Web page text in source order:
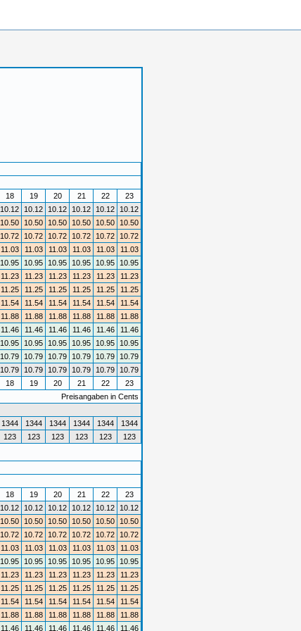
18 19 20 21 22
23
10.12 10.12 10.12 10.12 10.12
10.12
10.50 10.50 10.50 10.50 10.50
10.50
10.72 10.72 10.72 10.72 10.72
10.72
11.03 11.03 11.03 11.03 11.03
11.03
10.95 10.95 10.95 10.95 10.95
10.95
11.23 11.23 11.23 11.23 11.23
11.23
11.25 11.25 11.25 11.25 11.25
11.25
11.54 11.54 11.54 11.54 11.54
11.54
11.88 11.88 11.88 11.88 11.88
11.88
11.46 11.46 11.46 11.46 11.46
11.46
10.95 10.95 10.95 10.95 10.95
10.95
10.79 10.79 10.79 10.79 10.79
10.79
10.79 10.79 10.79 10.79 10.79
10.79
18 19 20 21 22
23
Preisangaben in Cents
1344 1344 1344 1344 1344
1344
123 123 123 123 123 123
18 19 20 21 22
23
10.12 10.12 10.12 10.12 10.12
10.12
10.50 10.50 10.50 10.50 10.50
10.50
10.72 10.72 10.72 10.72 10.72
10.72
11.03 11.03 11.03 11.03 11.03
11.03
10.95 10.95 10.95 10.95 10.95
10.95
11.23 11.23 11.23 11.23 11.23
11.23
11.25 11.25 11.25 11.25 11.25
11.25
11.54 11.54 11.54 11.54 11.54
11.54
11.88 11.88 11.88 11.88 11.88
11.88
11.46 11.46 11.46 11.46 11.46 11.46